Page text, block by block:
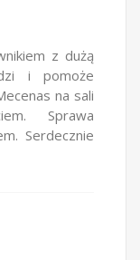
z dużą
i pomoże
na sali
Sprawa
Serdecznie